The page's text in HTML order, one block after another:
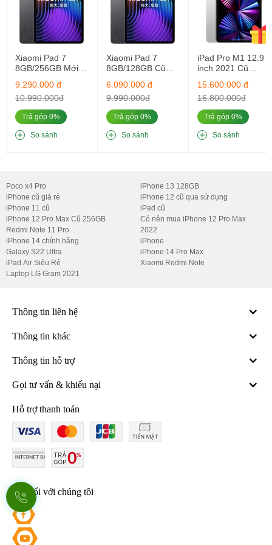
Apple công bố rằng Apple 1 có CPU mạnh hơn 60 % so với Apple
A14 trên iPad Air 4 2020, GPU cũng mạnh hơn gấp đôi.
Với sức mạnh đó, hãng đã tự tin nhấn mạnh vào khả năng chơi
game mượt mà trên iPad Air 5, từ đó hứa hẹn mang lại cho chúng
iPad Air 5 vẫn được trang bị cổng sạc USB-C mang lại khả năng
truyền dữ liệu nhanh gấp 2 lần với cổng lightning. Máy hỗ trợ công
Camera iPad Air 5 2022 nâng cấp nhiều tính năng mới
Camera sau có độ phân giải 12MP với khẩu độ f/1.8 cùng với đó là
Xiaomi Pad 7
8GB/256GB Mới
9.290.000 đ
10.990.000đ
Trả góp 0%
So sánh
Xiaomi Pad 7
8GB/128GB Cũ
Bản
6.090.000 đ
9.990.000đ
Trả góp 0%
So sánh
iPad Pro M1 12.9
inch 2021 Cũ
15.600.000 đ
16.800.000đ
Trả góp 0%
So sánh
Poco x4 Pro
iPhone cũ giá rẻ
iPhone 11 cũ
iPhone 12 Pro Max Cũ 256GB
Redmi Note 11 Pro
iPhone 14 chính hãng
Galaxy S22 Ultra
iPad Air Siêu Rẻ
Laptop LG Gram 2021
iPhone 13 128GB
iPhone 12 cũ qua sử dụng
iPad cũ
Có nên mua iPhone 12 Pro Max
2022
iPhone
iPhone 14 Pro Max
Xiaomi Redmi Note
Thông tin liên hệ
Thông tin khác
Thông tin hỗ trợ
Gọi tư vấn & khiếu nại
Hỗ trợ thanh toán
Kết nối với chúng tôi